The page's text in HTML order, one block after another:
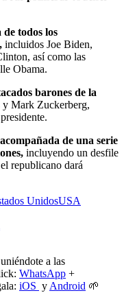
todos los
incluidos Joe Biden,
así como las
Obama.
barones de la
Mark Zuckerberg,
de una serie
incluyendo un desfile
republicano dará
UnidosUSA
a las
WhatsApp +
iOS y Android 🌱